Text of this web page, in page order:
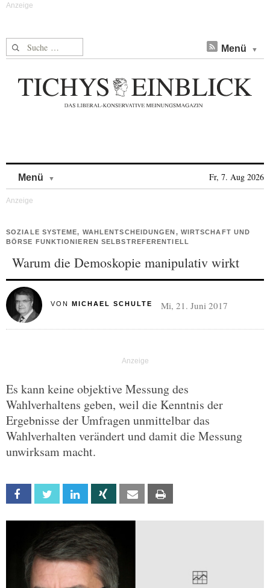
Suche nach: Menü
Menü Fr, 7. Aug 2026
SOZIALE SYSTEME, WAHLENTSCHEIDUNGEN, WIRTSCHAFT UND
BÖRSE FUNKTIONIEREN SELBSTREFERENTIELL
Warum die Demoskopie manipulativ wirkt
VON MICHAEL SCHULTE Mi, 21. Juni 2017
Es kann keine objektive Messung des
Wahlverhaltens geben, weil die Kenntnis der
Ergebnisse der Umfragen unmittelbar das
Wahlverhalten verändert und damit die Messung
unwirksam macht.
Facebook Twitter Linkedin Xing Email